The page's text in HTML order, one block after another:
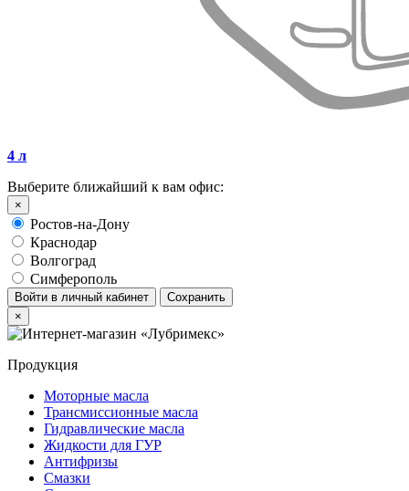
4 л
Выберите ближайший к вам офис:
×
Ростов-на-Дону
Краснодар
Волгоград
Симферополь
Войти в личный кабинет
Сохранить
×
Продукция
Моторные масла
Трансмиссионные масла
Гидравлические масла
Жидкости для ГУР
Антифризы
Смазки